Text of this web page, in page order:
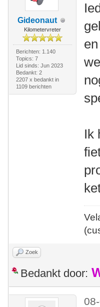
Gideonaut
Kilometervreter
Berichten: 1.140
Topics: 7
Lid sinds: Jun 2023
Bedankt: 2
2207 x bedankt in
1109 berichten
Ik
Zoek
Bedankt door: